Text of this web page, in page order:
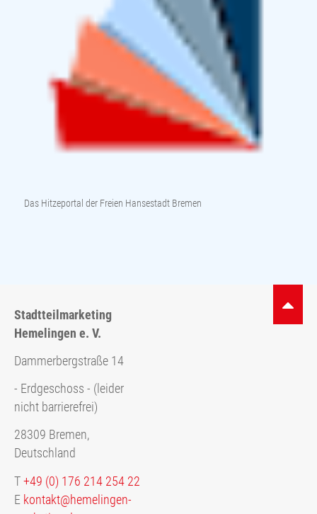
Das Hitzeportal der Freien Hansestadt Bremen
Stadtteilmarketing
Hemelingen e. V.
Dammerbergstraße 14
- Erdgeschoss - (leider
nicht barrierefrei)
28309 Bremen,
Deutschland
T +49 (0) 176 214 254 22
E kontakt@hemelingen-